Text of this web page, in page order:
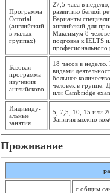
Программа
Octorial
(английский
в малых
группах)
27,5 часа в
развитию беглой
Варианты
английский для
Максимум 8
подговка к IELTS
професионального
Базовая
программа
изучения
английского
18 часов в
видами
большее
человек в группе.
или Cambridge
Индивиду­
альные
занятия
5, 7,5, 10, 15 или
Занятия можно
Проживание
с общим